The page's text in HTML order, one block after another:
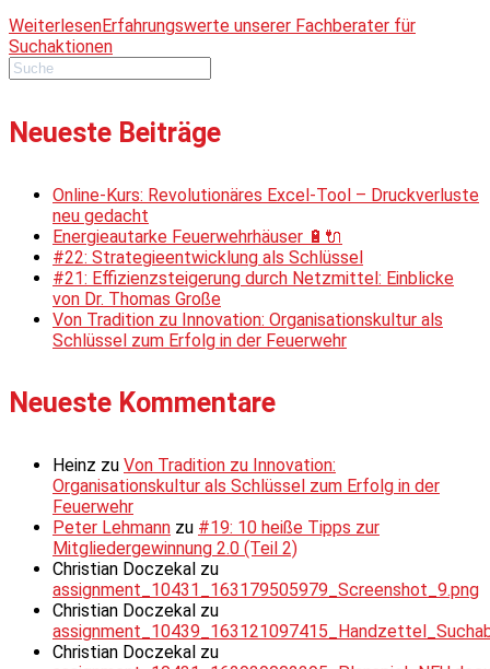
WeiterlesenErfahrungswerte unserer Fachberater für
Suchaktionen
Neueste Beiträge
Online-Kurs: Revolutionäres Excel-Tool – Druckverluste
neu gedacht
Energieautarke Feuerwehrhäuser 🔋🔌
#22: Strategieentwicklung als Schlüssel
#21: Effizienzsteigerung durch Netzmittel: Einblicke
von Dr. Thomas Große
Von Tradition zu Innovation: Organisationskultur als
Schlüssel zum Erfolg in der Feuerwehr
Neueste Kommentare
Heinz zu Von Tradition zu Innovation:
Organisationskultur als Schlüssel zum Erfolg in der
Feuerwehr
Peter Lehmann zu #19: 10 heiße Tipps zur
Mitgliedergewinnung 2.0 (Teil 2)
Christian Doczekal zu
assignment_10431_163179505979_Screenshot_9.png
Christian Doczekal zu
Christian Doczekal zu